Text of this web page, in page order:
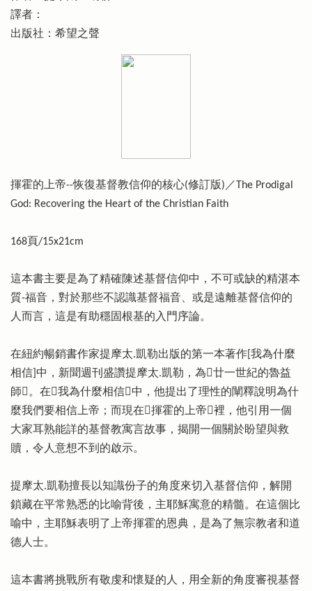
譯者：
出版社：希望之聲
揮霍的上帝--恢復基督教信仰的核心(修訂版)／The Prodigal
God: Recovering the Heart of the Christian Faith
168頁/15x21cm
這本書主要是為了精確陳述基督信仰中，不可或缺的精湛本
質-福音，對於那些不認識基督福音、或是遠離基督信仰的
人而言，這是有助穩固根基的入門序論。
在紐約暢銷書作家提摩太.凱勒出版的第一本著作[我為什麼
相信]中，新聞週刊盛讚提摩太.凱勒，為廿一世紀的魯益
師。在我為什麼相信中，他提出了理性的闡釋說明為什
麼我們要相信上帝；而現在揮霍的上帝裡，他引用一個
大家耳熟能詳的基督教寓言故事，揭開一個關於盼望與救
贖，令人意想不到的啟示。
提摩太.凱勒擅長以知識份子的角度來切入基督信仰，解開
鎖藏在平常熟悉的比喻背後，主耶穌寓意的精髓。在這個比
喻中，主耶穌表明了上帝揮霍的恩典，是為了無宗教者和道
德人士。
這本書將挑戰所有敬虔和懷疑的人，用全新的角度審視基督